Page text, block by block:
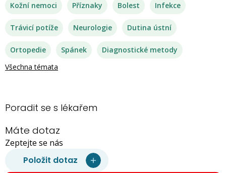
Kožní nemoci Příznaky Bolest Infekce
Trávicí potíže Neurologie Dutina ústní
Ortopedie Spánek
Diagnostické metody
Všechna témata
Poradit se s lékařem
Máte dotaz
Zeptejte se nás
Položit dotaz